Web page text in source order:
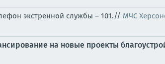
экстренной службы – 101.// МЧС
на новые проекты